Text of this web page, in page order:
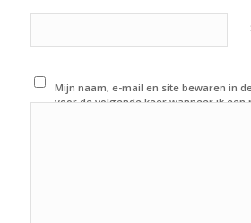
Mijn naam, e-mail en site bewaren in
voor de volgende keer wanneer ik een